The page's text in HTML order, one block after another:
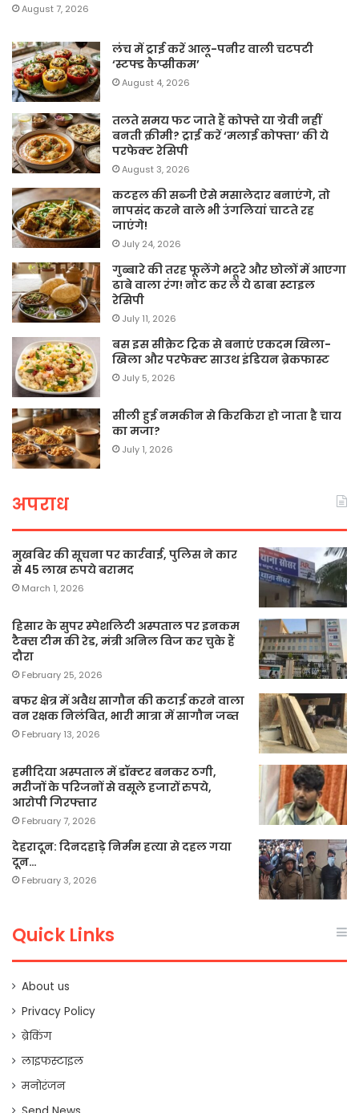
August 7, 2026
लंच में ट्राई करें आलू-पनीर वाली चटपटी
‘स्टफ्ड कैप्सीकम’
August 4, 2026
तलते समय फट जाते हैं कोफ्ते या ग्रेवी नहीं
बनती क्रीमी? ट्राई करें ‘मलाई कोफ्ता’ की ये
परफेक्ट रेसिपी
August 3, 2026
कटहल की सब्जी ऐसे मसालेदार बनाएंगे, तो
नापसंद करने वाले भी उंगलियां चाटते रह
जाएंगे!
July 24, 2026
गुब्बारे की तरह फूलेंगे भटूरे और छोलों में आएगा
ढाबे वाला रंग! नोट कर लें ये ढाबा स्टाइल
रेसिपी
July 11, 2026
बस इस सीक्रेट ट्रिक से बनाएं एकदम खिला-
खिला और परफेक्ट साउथ इंडियन ब्रेकफास्ट
July 5, 2026
सीली हुई नमकीन से किरकिरा हो जाता है चाय
का मजा?
July 1, 2026
अपराध
मुखबिर की सूचना पर कार्रवाई, पुलिस ने कार
से 45 लाख रुपये बरामद
March 1, 2026
हिसार के सुपर स्पेशलिटी अस्पताल पर इनकम
टैक्स टीम की रेड, मंत्री अनिल विज कर चुके हैं
दौरा
February 25, 2026
बफर क्षेत्र में अवैध सागौन की कटाई करने वाला
वन रक्षक निलंबित, भारी मात्रा में सागौन जब्त
February 13, 2026
हमीदिया अस्पताल में डॉक्टर बनकर ठगी,
मरीजों के परिजनों से वसूले हजारों रुपये,
आरोपी गिरफ्तार
February 7, 2026
देहरादून: दिनदहाड़े निर्मम हत्या से दहल गया
दून…
February 3, 2026
Quick Links
About us
Privacy Policy
ब्रेकिंग
लाइफस्टाइल
मनोरंजन